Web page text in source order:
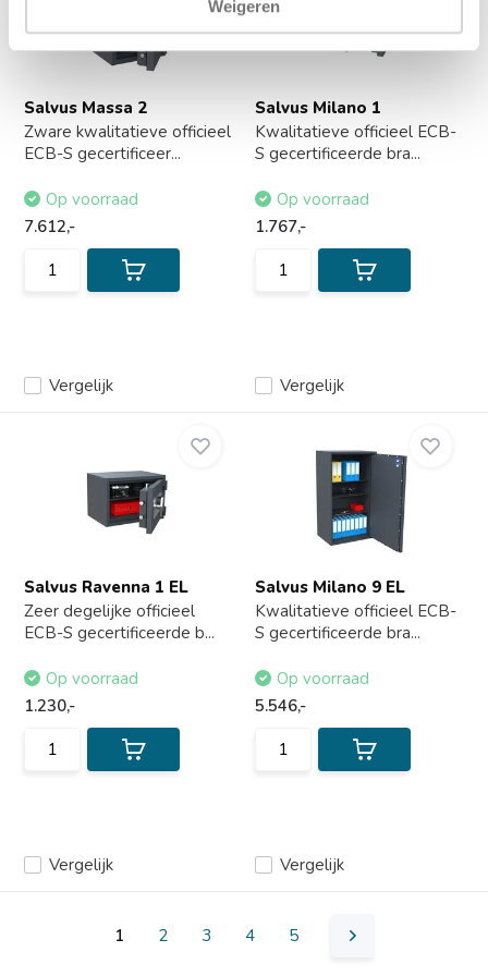
Weigeren
Salvus Massa 2
Zware kwalitatieve officieel
ECB-S gecertificeer...
Vergelijk
Op voorraad
7.612,-
Salvus Milano 1
Kwalitatieve officieel ECB-
S gecertificeerde bra...
Vergelijk
Op voorraad
1.767,-
Salvus Ravenna 1 EL
Zeer degelijke officieel
ECB-S gecertificeerde b...
Vergelijk
Op voorraad
1.230,-
Salvus Milano 9 EL
Kwalitatieve officieel ECB-
S gecertificeerde bra...
Vergelijk
Op voorraad
5.546,-
1 2 3 4 5